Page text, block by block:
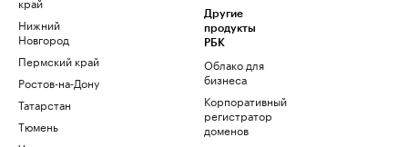
Нижний
Новгород
Пермский край
Ростов-на-Дону
Татарстан
Тюмень
Другие
продукты
РБК
Облако для
бизнеса
Корпоративный
регистратор
доменов